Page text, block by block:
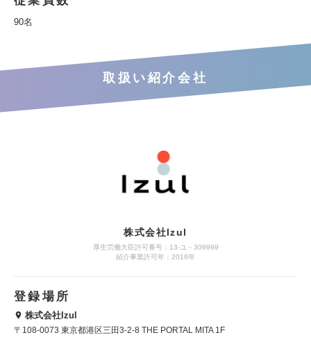
90名
取扱い紹介会社
株式会社Izul
厚生労働大臣許可番号：13-ユ－309999
紹介事業許可年：2018年
登録場所
株式会社Izul
〒108-0073 東京都港区三田3-2-8 THE PORTAL MITA 1F